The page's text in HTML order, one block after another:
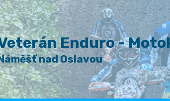
Enduro -
nad Oslavou